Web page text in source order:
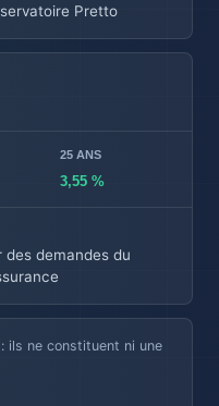
Pretto
3,55 %
demandes du
ils ne constituent ni une